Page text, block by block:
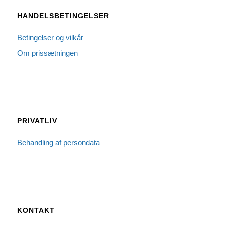
HANDELSBETINGELSER
Betingelser og vilkår
Om prissætningen
PRIVATLIV
Behandling af persondata
KONTAKT